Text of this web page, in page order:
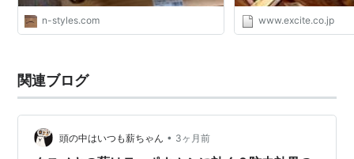
n-styles.com www.excite.co.jp
関連ブログ
頭の中はいつも薪ちゃん • 3ヶ月前